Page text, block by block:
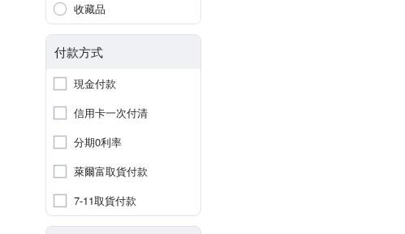
收藏品
付款方式
現金付款
信用卡一次付清
分期0利率
萊爾富取貨付款
7-11取貨付款